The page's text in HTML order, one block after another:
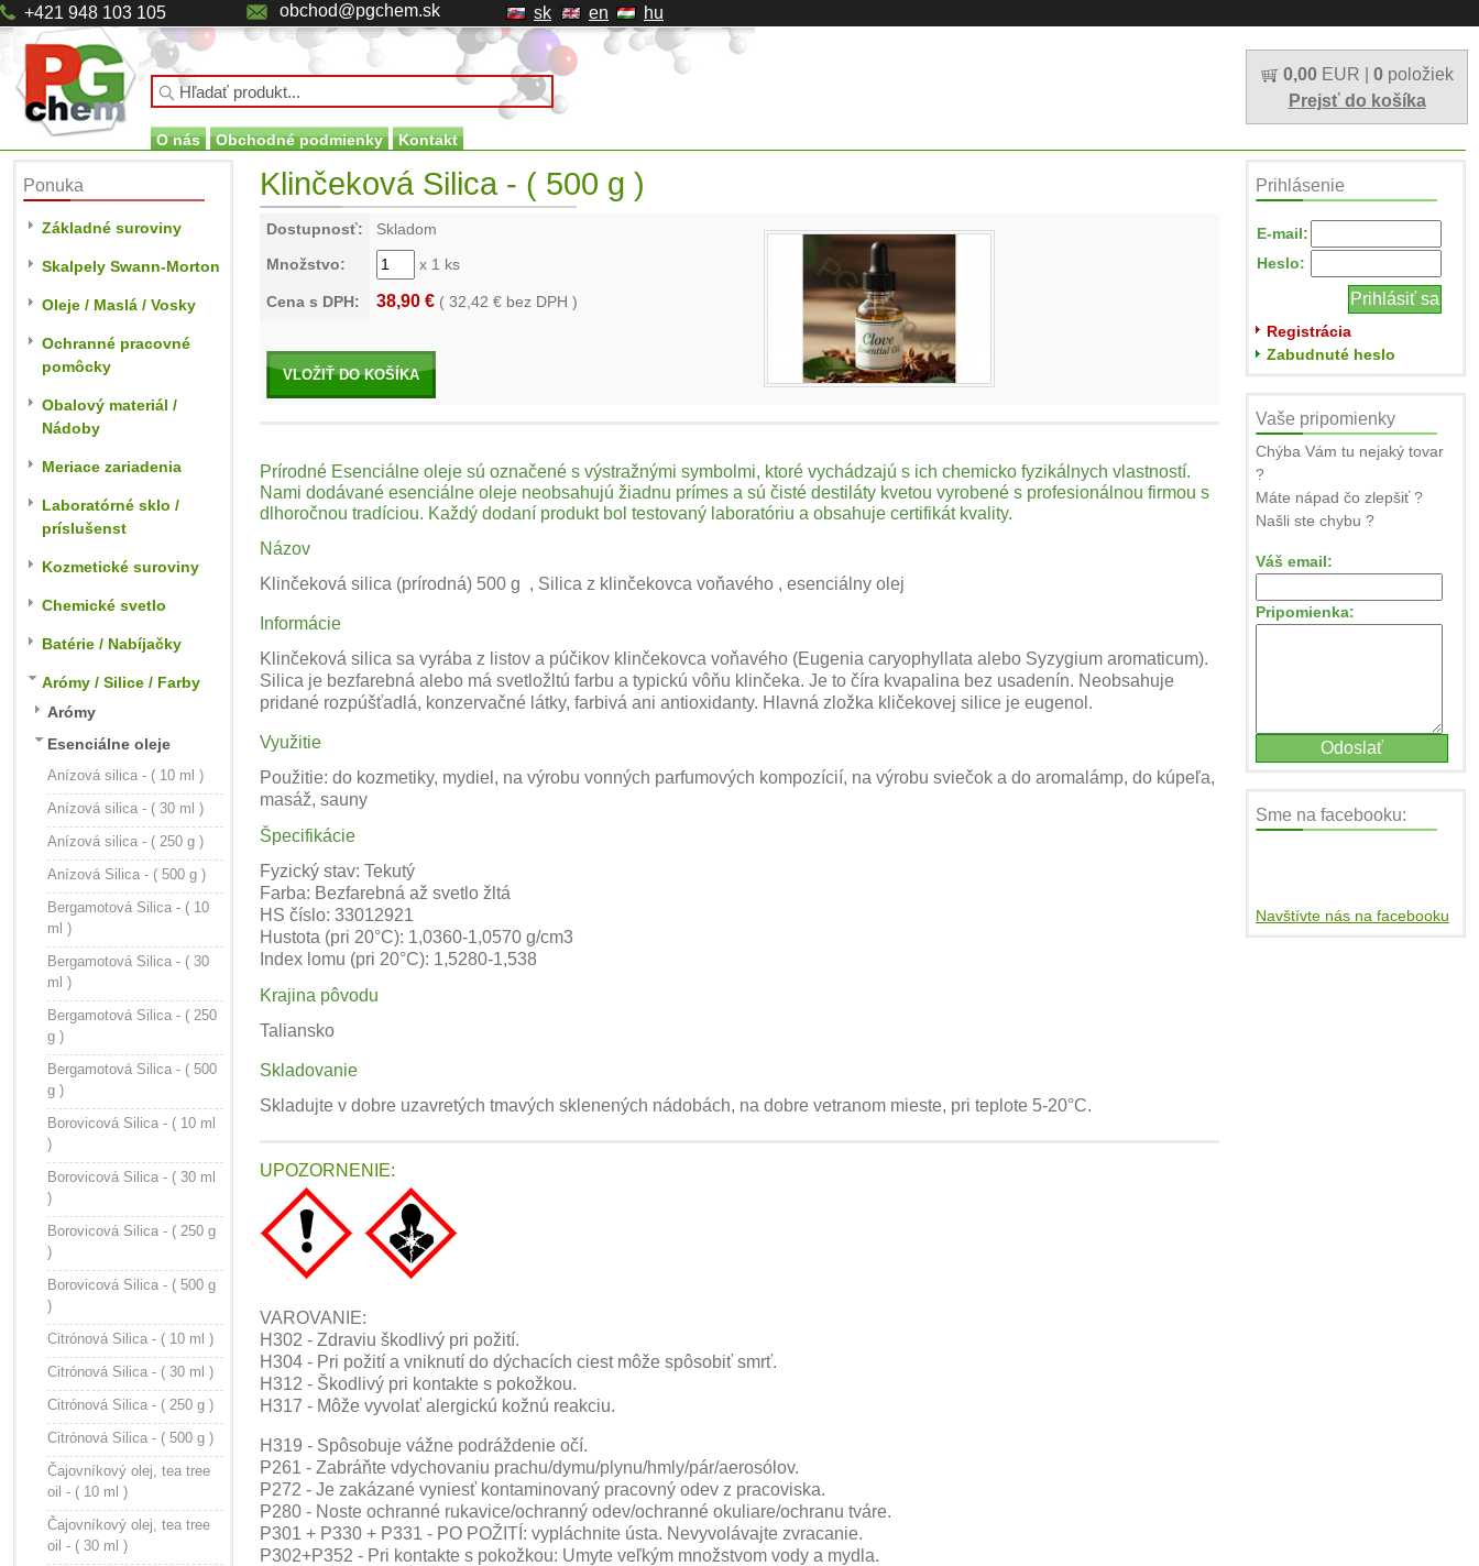
+421 948 103 105 obchod@pgchem.sk sk en hu
0,00 EUR | 0 položiek
Prejsť do košíka
O nás Obchodné podmienky Kontakt
Ponuka
Základné suroviny
Skalpely Swann-Morton
Oleje / Maslá / Vosky
Ochranné pracovné
pomôcky
Obalový materiál /
Nádoby
Meriace zariadenia
Laboratórné sklo /
príslušenst
Kozmetické suroviny
Chemické svetlo
Batérie / Nabíjačky
Arómy / Silice / Farby
Arómy
Esenciálne oleje
Anízová silica - ( 10 ml )
Anízová silica - ( 30 ml )
Anízová silica - ( 250 g )
Anízová Silica - ( 500 g )
Bergamotová Silica - ( 10
ml )
Bergamotová Silica - ( 30
ml )
Bergamotová Silica - ( 250
g )
Bergamotová Silica - ( 500
g )
Borovicová Silica - ( 10 ml
)
Borovicová Silica - ( 30 ml
)
Borovicová Silica - ( 250 g
)
Borovicová Silica - ( 500 g
)
Citrónová Silica - ( 10 ml )
Citrónová Silica - ( 30 ml )
Citrónová Silica - ( 250 g )
Citrónová Silica - ( 500 g )
Čajovníkový olej, tea tree
oil - ( 10 ml )
Čajovníkový olej, tea tree
oil - ( 30 ml )
Klinčeková Silica - ( 500 g )
Dostupnosť:
Skladom
Množstvo:
x 1 ks
Cena s DPH: 38,90 € ( 32,42 € bez DPH )
VLOŽIŤ DO KOŠÍKA
Prírodné Esenciálne oleje sú označené s výstražnými symbolmi, ktoré vychádzajú s ich chemicko fyzikálnych vlastností.
Nami dodávané esenciálne oleje neobsahujú žiadnu prímes a sú čisté destiláty kvetou vyrobené s profesionálnou firmou s
dlhoročnou tradíciou. Každý dodaní produkt bol testovaný laboratóriu a obsahuje certifikát kvality.
Názov
Klinčeková silica (prírodná) 500 g , Silica z klinčekovca voňavého , esenciálny olej
Informácie
Klinčeková silica sa vyrába z listov a púčikov klinčekovca voňavého (Eugenia caryophyllata alebo Syzygium aromaticum).
Silica je bezfarebná alebo má svetložltú farbu a typickú vôňu klinčeka. Je to číra kvapalina bez usadenín. Neobsahuje
pridané rozpúšťadlá, konzervačné látky, farbivá ani antioxidanty. Hlavná zložka kličekovej silice je eugenol.
Využitie
Použitie: do kozmetiky, mydiel, na výrobu vonných parfumových kompozícií, na výrobu sviečok a do aromalámp, do kúpeľa,
masáž, sauny
Špecifikácie
Fyzický stav: Tekutý
Farba: Bezfarebná až svetlo žltá
HS číslo: 33012921
Hustota (pri 20°C): 1,0360-1,0570 g/cm3
Index lomu (pri 20°C): 1,5280-1,538
Krajina pôvodu
Taliansko
Skladovanie
Skladujte v dobre uzavretých tmavých sklenených nádobách, na dobre vetranom mieste, pri teplote 5-20°C.
UPOZORNENIE:
VAROVANIE:
H302 - Zdraviu škodlivý pri požití.
H304 - Pri požití a vniknutí do dýchacích ciest môže spôsobiť smrť.
H312 - Škodlivý pri kontakte s pokožkou.
H317 - Môže vyvolať alergickú kožnú reakciu.
H319 - Spôsobuje vážne podráždenie očí.
P261 - Zabráňte vdychovaniu prachu/dymu/plynu/hmly/pár/aerosólov.
P272 - Je zakázané vyniesť kontaminovaný pracovný odev z pracoviska.
P280 - Noste ochranné rukavice/ochranný odev/ochranné okuliare/ochranu tváre.
P301 + P330 + P331 - PO POŽITÍ: vypláchnite ústa. Nevyvolávajte zvracanie.
P302+P352 - Pri kontakte s pokožkou: Umyte veľkým množstvom vody a mydla.
Prihlásenie
E-mail:
Heslo:
Registrácia
Zabudnuté heslo
Vaše pripomienky
Chýba Vám tu nejaký tovar
?
Máte nápad čo zlepšiť ?
Našli ste chybu ?
Váš email:
Pripomienka:
Sme na facebooku:
Navštívte nás na facebooku